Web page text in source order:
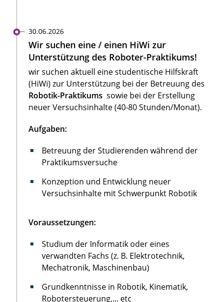
30.06.2026
Wir suchen eine / einen HiWi zur
Unterstützung des Roboter-Praktikums!
wir suchen aktuell eine studentische Hilfskraft
(HiWi) zur Unterstützung bei der Betreuung des
Robotik-Praktikums sowie bei der Erstellung
neuer Versuchsinhalte (40-80 Stunden/Monat).
Aufgaben:
Betreuung der Studierenden während der
Praktikumsversuche
Konzeption und Entwicklung neuer
Versuchsinhalte mit Schwerpunkt Robotik
Voraussetzungen:
Studium der Informatik oder eines
verwandten Fachs (z. B. Elektrotechnik,
Mechatronik, Maschinenbau)
Grundkenntnisse in Robotik, Kinematik,
Robotersteuerung,... etc